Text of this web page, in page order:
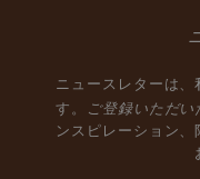
ニュースレターは
す。
ご登録いただい
ンスピレーション